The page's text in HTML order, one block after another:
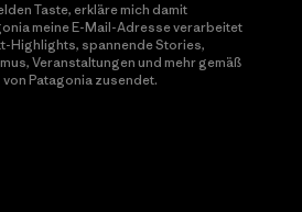
Taste, erkläre mich damit
meine E-Mail-Adresse verarbeitet
Highlights, spannende Stories,
Veranstaltungen und mehr gemäß
von Patagonia zusendet.